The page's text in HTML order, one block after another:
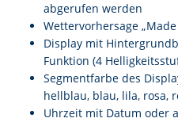
abgerufen werden
Wettervorhersage
Display mit
Funktion (4
Segmentfarbe des
hellblau, blau, lila, rosa,
Uhrzeit mit Datum oder